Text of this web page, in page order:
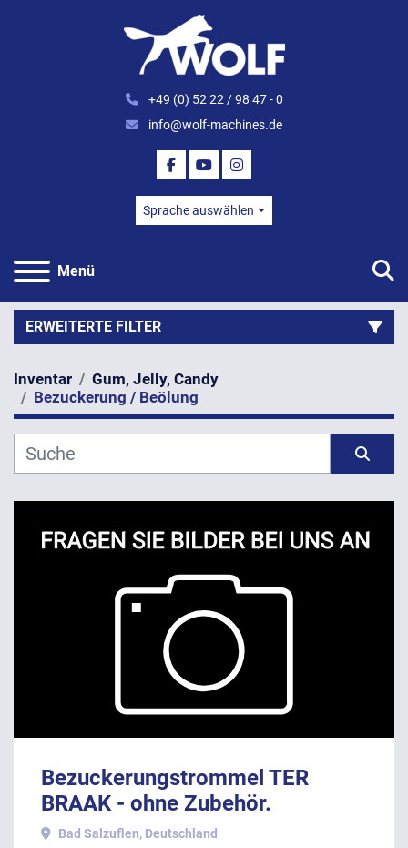
+49 (0) 52 22 / 98 47 - 0
info@wolf-machines.de
FACEBOOK
YOUTUBEINSTAGRAM
Sprache auswählen
Menü
ERWEITERTE FILTER
Kategorie
Hersteller
LÖSCHEN
Inventar
Gum, Jelly, Candy
Bezuckerung / Beölung
Bezuckerungstrommel TER
BRAAK - ohne Zubehör.
Bad Salzuflen, Deutschland